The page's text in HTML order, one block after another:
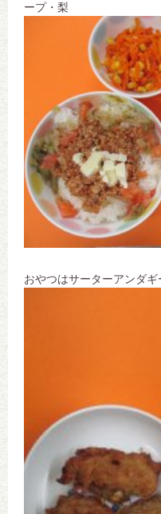
ープ・梨
おやつはサーターアンダギ